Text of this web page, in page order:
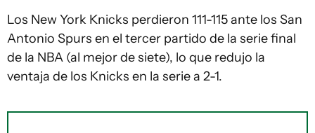
Los New York Knicks perdieron 111-115 ante los San
Antonio Spurs en el tercer partido de la serie final
de la NBA (al mejor de siete), lo que redujo la
ventaja de los Knicks en la serie a 2-1.